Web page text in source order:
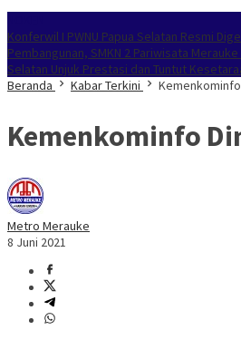
Konferwil I PWNU Papua Selatan Resmi
Pembangunan, SMKN 2 Pariwisata
Selatan Unjuk Prestasi dan Tuntut
Beranda
Kabar Terkini
Kemenkominfo
Metro Merauke
8 Juni 2021